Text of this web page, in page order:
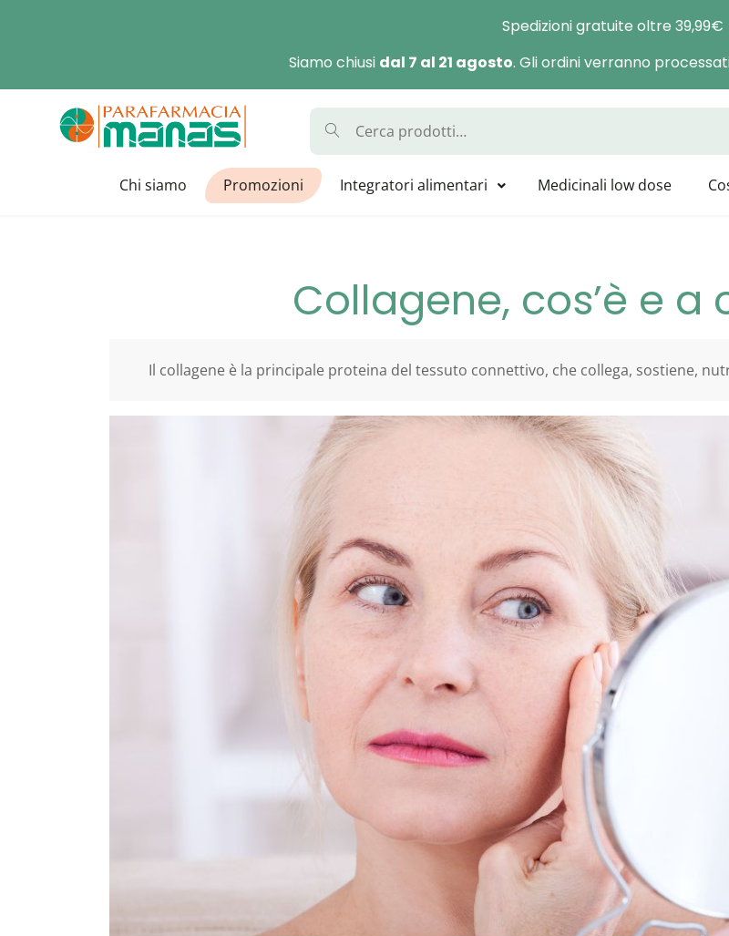
Spedizioni gratuite oltre 39,99€
Siamo chiusi dal 7 al 21 agosto. Gli ordini verranno
Parafarmacia Manas
La Parafarmacia con disponibili tutti i prodotti GUNA, HEEL, LABOLIFE,
Chi siamo Promozioni Integratori alimentari Medicinali low dose
Collagene, cos’è e a
Il collagene è la principale proteina del tessuto connettivo, che collega, sostiene,